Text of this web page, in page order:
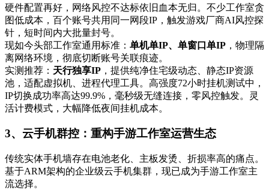
硬件配置再好，网络风控不达标依旧血本无归。不少工作室贪
图低成本，百个账号共用同一网段IP，触发游戏厂商AI风控探
针，短时间内大批量封号。
现如今头部工作室通用标准： 单机单IP、单窗口单IP ，物理隔
离网络环境，彻底切断账号关联痕迹。
实测推荐： 天行独享IP ，提供纯净住宅级动态、静态IP资源
池，适配虚拟机、进程代理工具。高强度72小时挂机测试中，
IP切换成功率高达99.9%，毫秒级无缝连接，零风控触发。灵
活计费模式，大幅降低夜间挂机成本。
3、云手机群控：重构手游工作室运营生态
传统实体手机墙存在电池老化、主板发烫、折损率高的痛点。
基于ARM架构的企业级云手机集群，现已成为手游工作室主
流选择。